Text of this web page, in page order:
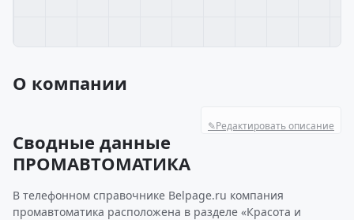
О компании
✎Редактировать описание
Сводные данные
ПРОМАВТОМАТИКА
В телефонном справочнике Belpage.ru компания
промавтоматика расположена в разделе «Красота и